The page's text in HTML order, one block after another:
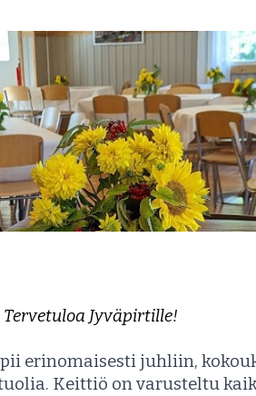
Tervetuloa Jyväpirtille!
erinomaisesti juhliin,
Keittiö on varusteltu